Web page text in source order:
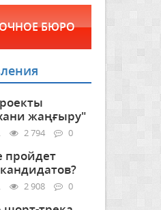
БЮРО
жаңғыру"
2 794 0
пройдет
2 908 0